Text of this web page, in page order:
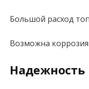
Большой расход
Возможна
Надежность